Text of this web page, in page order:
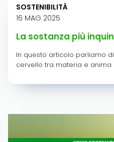
SOSTENIBILITÀ
16 MAG 2025
La sostanza più
In questo articolo parliamo
cervello tra materia e anima